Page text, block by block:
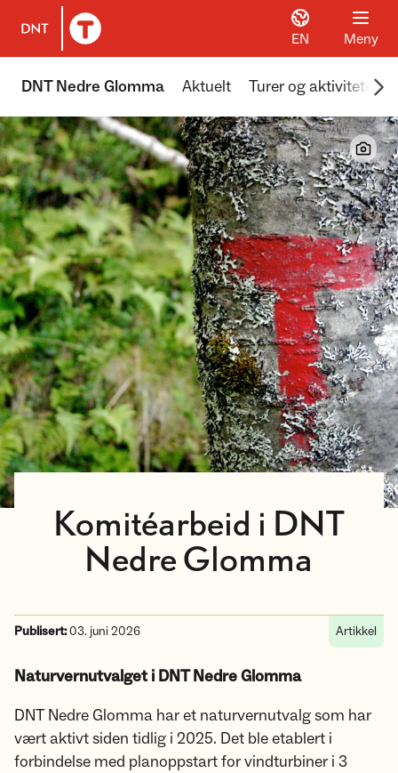
Til DNT.no forside
EN Meny
DNT Nedre Glomma Aktuelt Turer og aktiviteter
Komitéarbeid i DNT
Nedre Glomma
Publisert:03. juni 2026 Artikkel
Naturvernutvalget i DNT Nedre Glomma
DNT Nedre Glomma har et naturvernutvalg som har
vært aktivt siden tidlig i 2025. Det ble etablert i
forbindelse med planoppstart for vindturbiner i 3